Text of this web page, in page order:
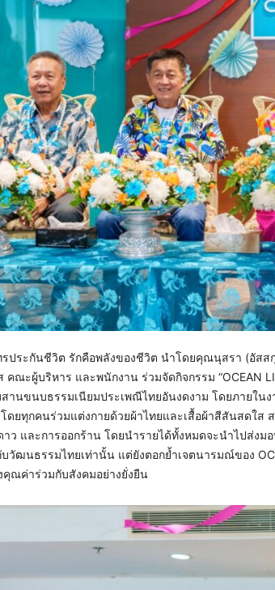
ประกันชีวิต รักคือพลังของชีวิต นำโดยคุณนุสรา (อัส
คณะผู้บริหาร และพนักงาน ร่วมจัดกิจกรรม “OCEAN
านขนบธรรมเนียมประเพณีไทยอันงดงาม โดยภายใ
ดยทุกคนร่วมแต่งกายด้วยผ้าไทยและเสื้อผ้าสีสันสดใ
าว และการออกร้าน โดยนำรายได้ทั้งหมดจะนำไปส่ง
วัฒนธรรมไทยเท่านั้น แต่ยังตอกย้ำเจตนารมณ์ของ
คุณค่าร่วมกับสังคมอย่างยั่งยืน